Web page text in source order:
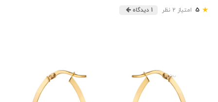
★
5 امتیاز 2 نظر 1 دیدگاه